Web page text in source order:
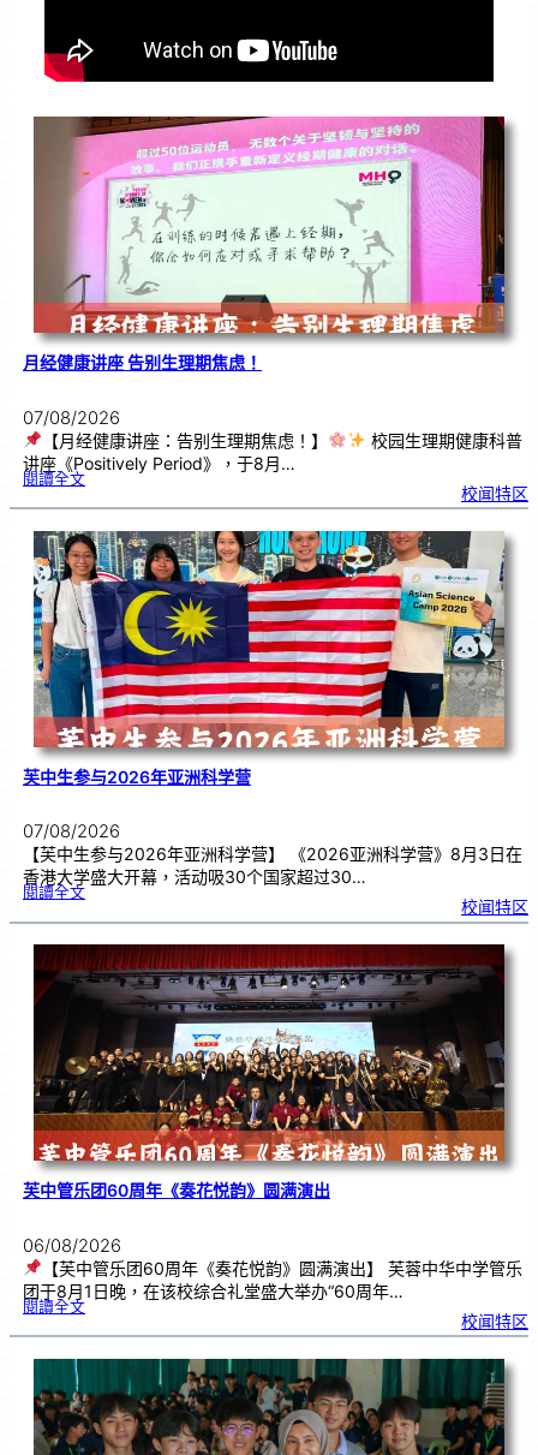
月经健康讲座 告别生理期焦虑！
07/08/2026
【月经健康讲座：告别生理期焦虑！】
校园生理期健康科普
讲座《Positively Period》，于8月…
閱讀全文:月
康
座
告
别
生
理
期
焦
虑
！
校闻特区
芙中生参与2026年亚洲科学营
07/08/2026
【芙中生参与2026年亚洲科学营】 《2026亚洲科学营》8月3日在
香港大学盛大开幕，活动吸30个国家超过30…
閱讀全文:芙
参
2
0
2
6
年
亚
洲科
校闻特区
芙中管乐团60周年《奏花悦韵》圆满演出
06/08/2026
【芙中管乐团60周年《奏花悦韵》圆满演出】 芙蓉中华中学管乐
团于8月1日晚，在该校综合礼堂盛大举办“60周年…
閱讀全文:芙
乐
6
0
《
奏
花
悦
韵
》
圆
满
校闻特区